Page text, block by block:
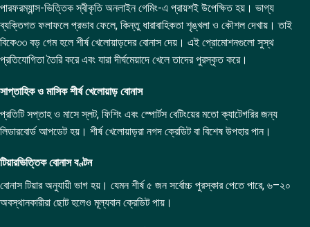
পারফরম্যান্স-ভিত্তিক স্বীকৃতি অনলাইন গেমিং-এ প্রায়শই উপেক্ষিত হয়। ভাগ্য
ব্যক্তিগত ফলাফলে প্রভাব ফেলে, কিন্তু ধারাবাহিকতা শৃঙ্খলা ও কৌশল দেখায়। তাই
বিকে৩৩ বড় গেম হলে শীর্ষ খেলোয়াড়দের বোনাস দেয়। এই প্রোমোশনগুলো সুস্থ
প্রতিযোগিতা তৈরি করে এবং যারা দীর্ঘমেয়াদে খেলে তাদের পুরস্কৃত করে।
সাপ্তাহিক ও মাসিক শীর্ষ খেলোয়াড় বোনাস
প্রতিটি সপ্তাহ ও মাসে স্লট, ফিশিং এবং স্পোর্টস বেটিংয়ের মতো ক্যাটেগরির জন্য
লিডারবোর্ড আপডেট হয়। শীর্ষ খেলোয়াড়রা নগদ ক্রেডিট বা বিশেষ উপহার পান।
টিয়ারভিত্তিক বোনাস বণ্টন
বোনাস টিয়ার অনুযায়ী ভাগ হয়। যেমন শীর্ষ ৫ জন সর্বোচ্চ পুরস্কার পেতে পারে, ৬–২০
অবস্থানকারীরা ছোট হলেও মূল্যবান ক্রেডিট পায়।